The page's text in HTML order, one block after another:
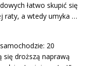
łatwo skupić się
raty, a wtedy umyka …
20
droższą naprawą